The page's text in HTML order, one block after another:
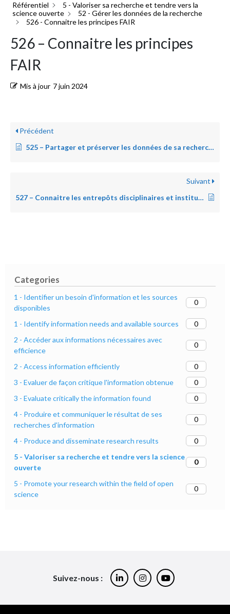
Categories
1 - Identifier un besoin d'information et les sources
disponibles
0
1 - Identify information needs and available sources
0
2 - Accéder aux informations nécessaires avec
efficience
0
2 - Access information efficiently
0
3 - Evaluer de façon critique l'information obtenue
0
3 - Evaluate critically the information found
0
4 - Produire et communiquer le résultat de ses
recherches d'information
0
4 - Produce and disseminate research results
0
5 - Valoriser sa recherche et tendre vers la science
ouverte
0
5 - Promote your research within the field of open
science
0
Référentiel
5 - Valoriser sa recherche et tendre vers la
science ouverte
52 - Gérer les données de la recherche
526 - Connaitre les principes FAIR
526 – Connaitre les principes
FAIR
Mis à jour 7 juin 2024
Précédent
525 – Partager et préserver les données de sa recherche
Suivant
527 – Connaitre les entrepôts disciplinaires et institutionnels
Suivez-nous :